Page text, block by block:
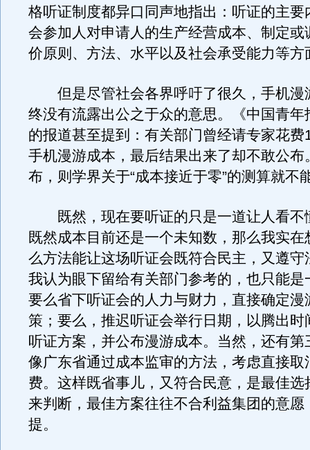
格听证制度都异口同声地指出：听证的主要
会参加人对申请人的生产经营成本、制定或
价原则、方法、水平以及社会承受能力等方
但是尽管社会各界呼吁了很久，手机漫
终没有流露出公之于众的意思。《中国青年
的报道甚至提到：有关部门曾经请专家花
手机漫游成本，最后结果出来了却不敢公布
布，则学界关于“成本接近于零”的测算就不
既然，现在要听证的只是一道让人看不
既然成本目前还是一个未知数，那么我实在
么方法能让这场听证会既符合民主，又遵守
我认为眼下留给有关部门参考的，也只能是
要么省下听证会的人力与财力，直接确定漫
策；要么，推迟听证会举行日期，以腾出时
听证方案，并公布漫游成本。当然，还有第
像广东省通过成本监审的方法，考虑直接取
费。这样既省事儿，又符合民意，是最佳选
来判断，最佳方案往往不合利益集团的意愿
提。